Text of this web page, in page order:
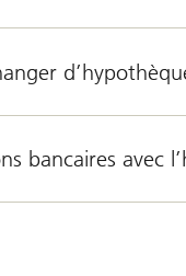
bancaires avec